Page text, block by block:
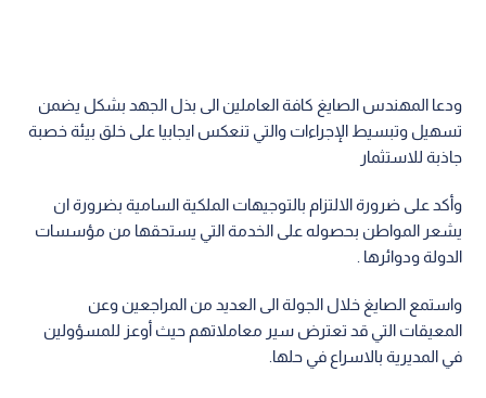
ودعا المهندس الصايغ كافة العاملين الى بذل الجهد بشكل يضمن
تسهيل وتبسيط الإجراءات والتي تنعكس ايجابيا على خلق بيئة خصبة
جاذبة للاستثمار
وأكد على ضرورة الالتزام بالتوجيهات الملكية السامية بضرورة ان
يشعر المواطن بحصوله على الخدمة التي يستحقها من مؤسسات
الدولة ودوائرها .
واستمع الصايغ خلال الجولة الى العديد من المراجعين وعن
المعيقات التي قد تعترض سير معاملاتهم حيث أوعز للمسؤولين
في المديرية بالاسراع في حلها.